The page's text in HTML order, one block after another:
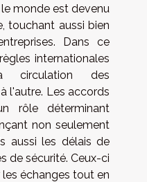
monde est devenu
touchant aussi bien
Dans ce
internationales
circulation des
l'autre. Les accords
rôle déterminant
non seulement
aussi les délais de
de sécurité. Ceux-ci
échanges tout en